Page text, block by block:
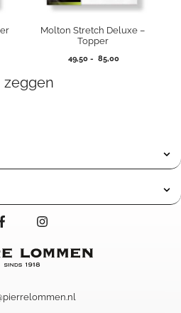
Molton Stretch Deluxe –
Topper
49,50 - 85,00Prijsklasse:
zeggen